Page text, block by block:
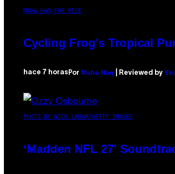
MAHA HAQ FOR VICE
Cycling Frog’s Tropical
hace 7 horas Por Maha Haq | Reviewed by
PHOTO BY NICK LAHAM/GETTY IMAGES
‘Madden NFL 27’